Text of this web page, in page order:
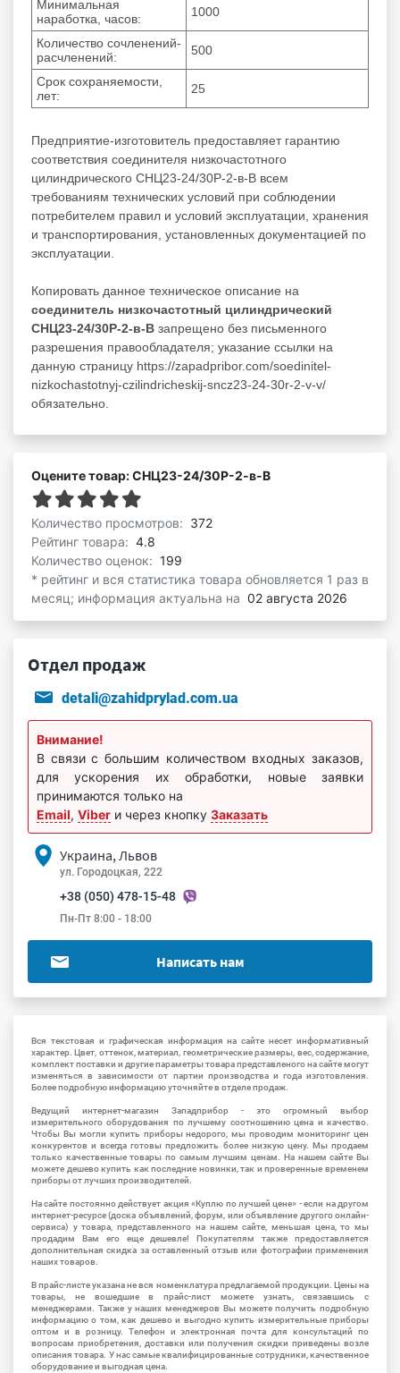
Минимальная
наработка, часов:
1000
Количество сочленений-
расчленений:
500
Срок сохраняемости,
лет:
25
Предприятие-изготовитель предоставляет гарантию
соответствия соединителя низкочастотного
цилиндрического СНЦ23-24/30Р-2-в-В всем
требованиям технических условий при соблюдении
потребителем правил и условий эксплуатации, хранения
и транспортирования, установленных документацией по
эксплуатации.
Копировать данное техническое описание на
соединитель низкочастотный цилиндрический
СНЦ23-24/30Р-2-в-В запрещено без письменного
разрешения правообладателя; указание ссылки на
данную страницу https://zapadpribor.com/soedinitel-
nizkochastotnyj-czilindricheskij-sncz23-24-30r-2-v-v/
обязательно.
Оцените товар: СНЦ23-24/30Р-2-в-В
Количество просмотров: 372
Рейтинг товара: 4.8
Количество оценок: 199
* рейтинг и вся статистика товара обновляется 1 раз в
месяц; информация актуальна на 02 августа 2026
Отдел продаж
detali@zahidprylad.com.ua
Внимание!
В связи с большим количеством входных заказов,
для ускорения их обработки, новые заявки
принимаются только на
Email, Viber и через кнопку Заказать
Украина, Львов
ул. Городоцкая, 222
+38 (050) 478-15-48
Пн-Пт 8:00 - 18:00
Написать нам
Вся текстовая и графическая информация на сайте несет информативный
характер. Цвет, оттенок, материал, геометрические размеры, вес, содержание,
комплект поставки и другие параметры товара представленого на сайте могут
изменяться в зависимости от партии производства и года изготовления.
Более подробную информацию уточняйте в отделе продаж.
Ведущий интернет-магазин Западприбор - это огромный выбор
измерительного оборудования по лучшему соотношению цена и качество.
Чтобы Вы могли купить приборы недорого, мы проводим мониторинг цен
конкурентов и всегда готовы предложить более низкую цену. Мы продаем
только качественные товары по самым лучшим ценам. На нашем сайте Вы
можете дешево купить как последние новинки, так и проверенные временем
приборы от лучших производителей.
На сайте постоянно действует акция «Куплю по лучшей цене» - если на другом
интернет-ресурсе (доска объявлений, форум, или объявление другого онлайн-
сервиса) у товара, представленного на нашем сайте, меньшая цена, то мы
продадим Вам его еще дешевле! Покупателям также предоставляется
дополнительная скидка за оставленный отзыв или фотографии применения
наших товаров.
В прайс-листе указана не вся номенклатура предлагаемой продукции. Цены на
товары, не вошедшие в прайс-лист можете узнать, связавшись с
менеджерами. Также у наших менеджеров Вы можете получить подробную
информацию о том, как дешево и выгодно купить измерительные приборы
оптом и в розницу. Телефон и электронная почта для консультаций по
вопросам приобретения, доставки или получения скидки приведены возле
описания товара. У нас самые квалифицированные сотрудники, качественное
оборудование и выгодная цена.